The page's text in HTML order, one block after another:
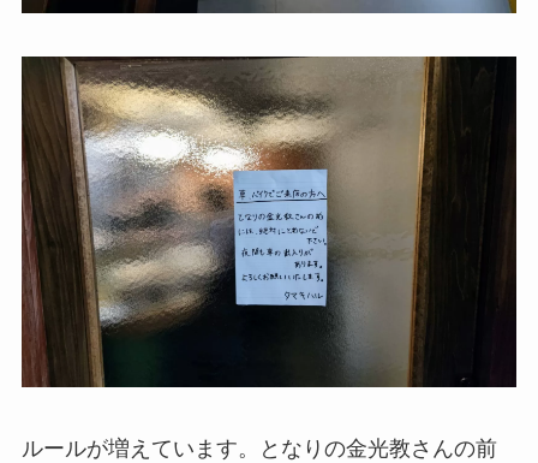
ルールが増えています。となりの金光教さんの前